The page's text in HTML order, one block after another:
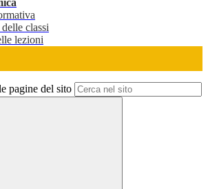
classi
lezioni
pagine del sito